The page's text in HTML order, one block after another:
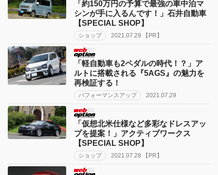
「約150万円の予算で最強の車中泊マ
シンが手に入るんです！」石井自動車
【SPECIAL SHOP】
ショップ 2021.07.29 【PR】
「軽自動車も2ペダルの時代！？」ア
ルトに搭載される『5AGS』の魅力を
再検証する！
パフォーマンスアップ 2021.07.29
「仮想北米仕様など多彩なドレスアッ
プを提案！」アクティブワークス
【SPECIAL SHOP】
ショップ 2021.07.28 【PR】